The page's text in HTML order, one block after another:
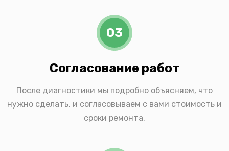
03
Согласование работ
После диагностики мы подробно объясняем, что
нужно сделать, и согласовываем с вами стоимость и
сроки ремонта.